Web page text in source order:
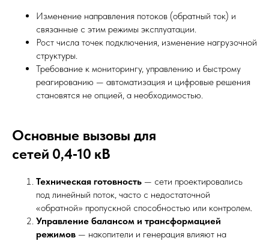
Изменение направления потоков (обратный ток) и
связанные с этим режимы эксплуатации.
Рост числа точек подключения, изменение нагрузочной
структуры.
Требование к мониторингу, управлению и быстрому
реагированию — автоматизация и цифровые решения
становятся не опцией, а необходимостью.
Основные вызовы для
сетей 0,4‑10 кВ
Техническая готовность — сети проектировались
под линейный поток, часто с недостаточной
«обратной» пропускной способностью или контролем.
Управление балансом и трансформацией
режимов — накопители и генерация влияют на